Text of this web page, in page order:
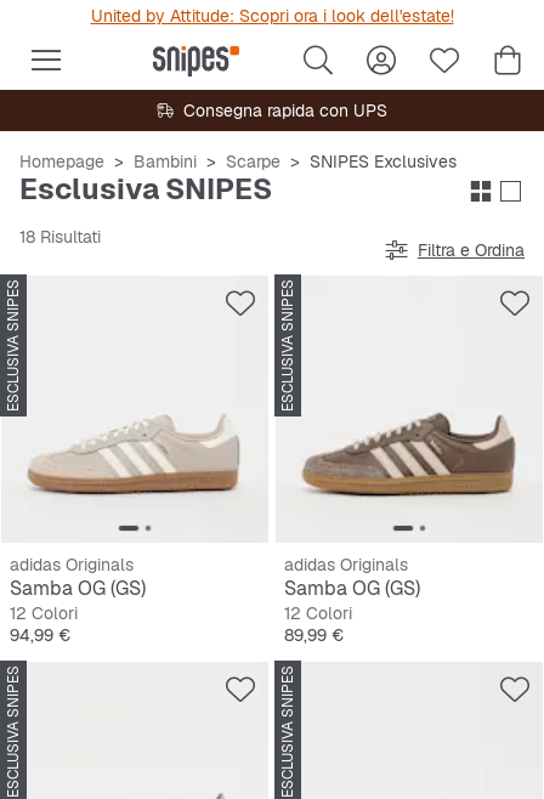
United by Attitude: Scopri ora i look dell'estate!
Consegna rapida con UPS
Homepage Bambini Scarpe SNIPES Exclusives
Esclusiva SNIPES
18 Risultati
Filtra e Ordina
ESCLUSIVA SNIPES
adidas Originals
Samba OG (GS)
12 Colori
Prezzo
94,99 €
ESCLUSIVA SNIPES
adidas Originals
Samba OG (GS)
12 Colori
Prezzo
89,99 €
ESCLUSIVA SNIPES ESCLUSIVA SNIPES